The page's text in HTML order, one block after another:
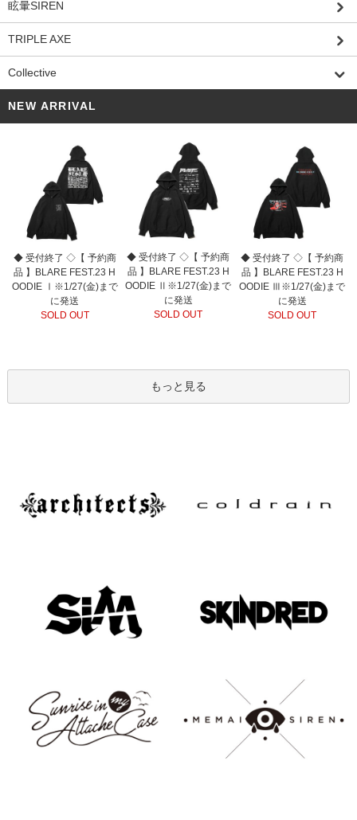
眩暈SIREN
TRIPLE AXE
Collective
NEW ARRIVAL
◆ 受付終了 ◇【 予約商
品 】BLARE FEST.23 H
OODIE Ⅰ※1/27(金)まで
に発送
SOLD OUT
◆ 受付終了 ◇【 予約商
品 】BLARE FEST.23 H
OODIE Ⅱ※1/27(金)まで
に発送
SOLD OUT
◆ 受付終了 ◇【 予約商
品 】BLARE FEST.23 H
OODIE Ⅲ※1/27(金)まで
に発送
SOLD OUT
もっと見る